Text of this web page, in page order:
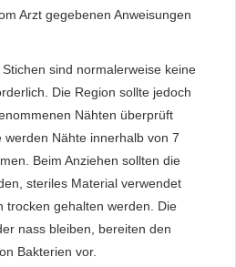
Arzt gegebenen Anweisungen
sind normalerweise keine
Die Region sollte jedoch
Nähten überprüft
Nähte innerhalb von 7
Beim Anziehen sollten die
steriles Material verwendet
trocken gehalten werden. Die
nass bleiben, bereiten den
Bakterien vor.